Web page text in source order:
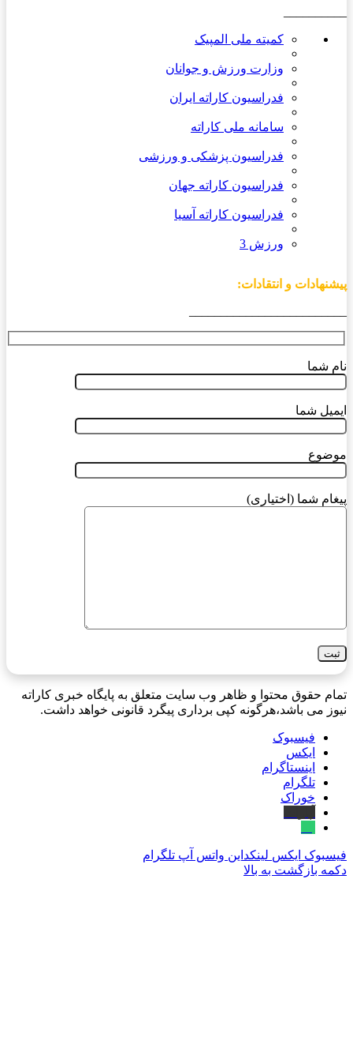
کمیته ملی المپیک
وزارت ورزش و جوانان
فدراسیون کاراته ایران
سامانه ملی کاراته
فدراسیون پزشکی و ورزشی
فدراسیون کاراته جهان
فدراسیون کاراته آسیا
ورزش 3
پیشنهادات و انتقادات:
نام شما
ایمیل شما
موضوع
پیغام شما (اختیاری)
تمام حقوق محتوا و ظاهر وب سایت متعلق به پایگاه خبری کاراته
نیوز می باشد،هرگونه کپی برداری پیگرد قانونی خواهد داشت.
فیسبوک
ایکس
اینستاگرام
تلگرام
خوراک
فیسبوک ایکس لینکداین واتس آپ تلگرام
دکمه بازگشت به بالا